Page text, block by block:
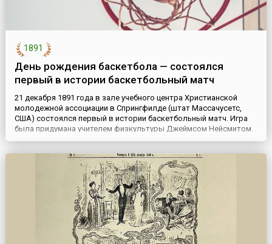
1891
День рождения баскетбола — состоялся
первый в истории баскетбольный матч
21 декабря 1891 года в зале учебного центра Христианской
молодежной ассоциации в Спрингфилде (штат Массачусетс,
США) состоялся первый в истории баскетбольный матч. Игра
была придумана учителем физкультуры Джеймсом Нейсмитом.
Правила игры, которые написал Нейсмит, состояли из 13
считают днем рождения баскетбола.Перед матчем Нейсмит п...